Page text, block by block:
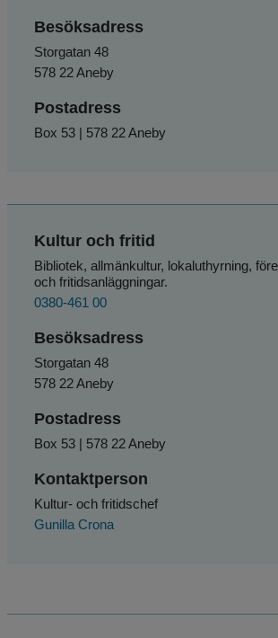
Besöksadress
Storgatan 48
578 22 Aneby
Postadress
Box 53 | 578 22 Aneby
Kultur och fritid
Bibliotek, allmänkultur, lokaluthyrning,
och fritidsanläggningar.
0380-461 00
Besöksadress
Storgatan 48
578 22 Aneby
Postadress
Box 53 | 578 22 Aneby
Kontaktperson
Kultur- och fritidschef
Gunilla Crona